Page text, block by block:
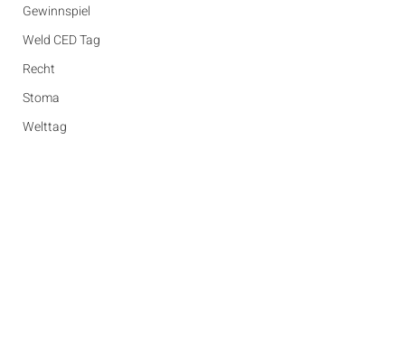
Gewinnspiel
Weld CED Tag
Recht
Stoma
Welttag